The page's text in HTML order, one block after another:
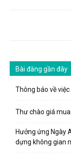
Bài đăng gần đây
Thông báo về
Thư chào giá
Hưởng ứng Ngày
dựng không gian